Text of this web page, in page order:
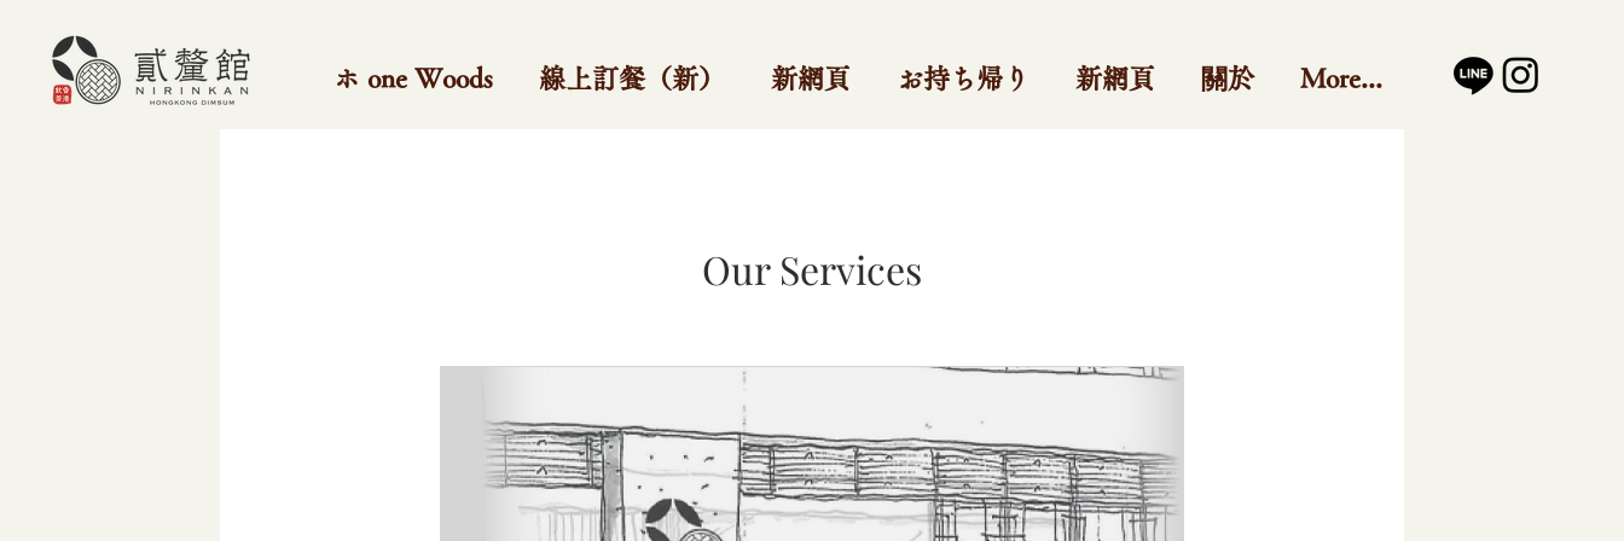
ホ one Woods 線上訂餐（新） 新網頁 お持ち帰り 新網頁 關於 More...
Our Services